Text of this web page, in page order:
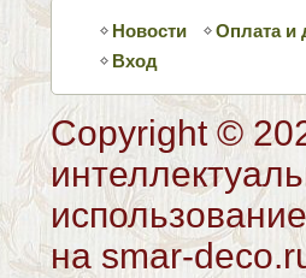
Новости Оплата и
Вход
Copyright ©
на smar-